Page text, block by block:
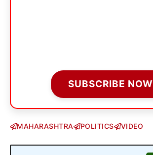
SUBSCRIBE NOW
MAHARASHTRA POLITICS VIDEO